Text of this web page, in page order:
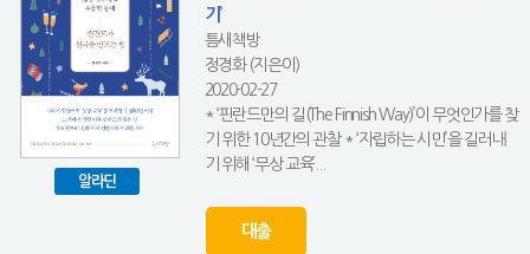
알라딘
기’
틈새책방
정경화 (지은이)
2020-02-27
* ‘핀란드만의 길(The Finnish Way)’이 무엇인가를 찾
기 위한 10년간의 관찰 * ‘자립하는 시민’을 길러내
기 위해 ‘무상 교육’...
대출